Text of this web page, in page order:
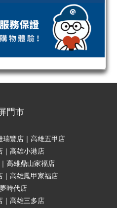
門市
瑞豐店｜高雄五甲店
｜高雄小港店
高雄鼎山家福店
｜高雄鳳甲家福店
時代店
｜高雄三多店